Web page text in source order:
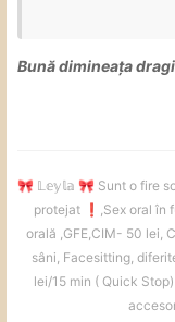
Lucrez
Tarife🅰️-
- Sex Oral
igiena )
- sex
-
Bună dimineața
🎀 𝕃𝕖𝕪𝕝𝕒 🎀 Sunt o fire
protejat
❗
️,Sex oral
orală ,GFE,CIM- 50 lei,
sâni, Facesitting,
lei/15 min ( Quick